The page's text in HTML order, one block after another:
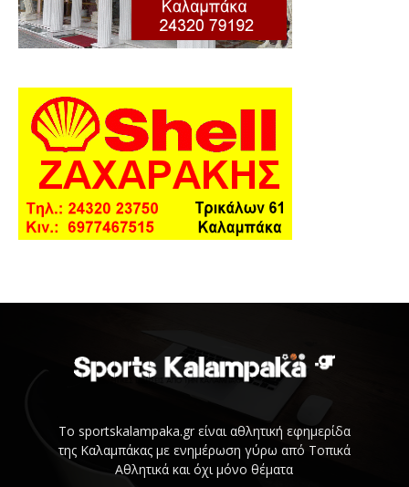
Το sportskalampaka.gr είναι αθλητική εφημερίδα
της Καλαμπάκας με ενημέρωση γύρω από Τοπικά
Αθλητικά και όχι μόνο θέματα